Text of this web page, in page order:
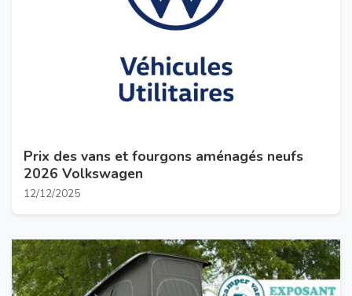
Prix des vans et fourgons aménagés neufs
2026 Volkswagen
12/12/2025